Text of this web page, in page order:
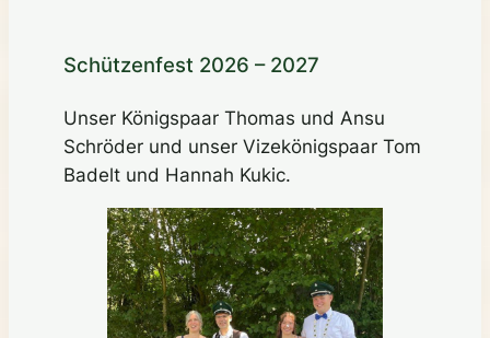
Schützenfest 2026 – 2027
Unser Königspaar Thomas und Ansu
Schröder und unser Vizekönigspaar Tom
Badelt und Hannah Kukic.